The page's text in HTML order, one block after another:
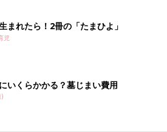
まれたら！2冊の「たまひよ」
児
いくらかかる？墓じまい費用